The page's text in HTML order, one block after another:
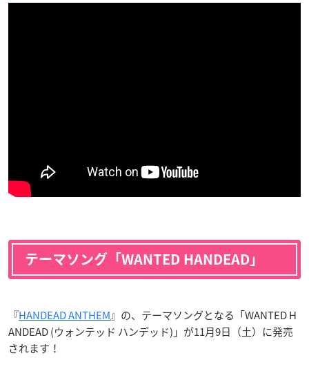
テーマソング「WANTED HANDEAD」
『HANDEAD ANTHEM』の、テーマソングとなる「WANTED H
ANDEAD (ウォンテッド ハンデッド)」が11月9日（土）に発売
されます！